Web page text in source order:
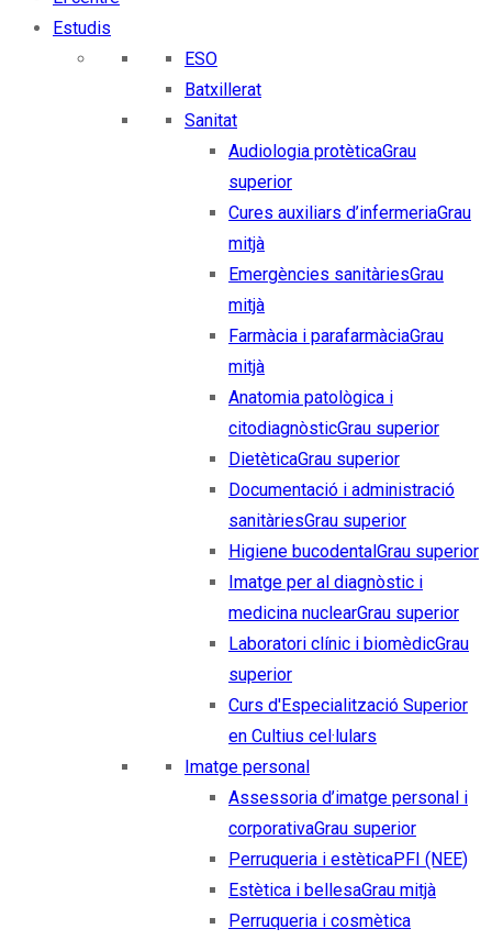
Estudis
ESO
Batxillerat
Sanitat
Audiologia protèticaGrau
superior
Cures auxiliars d’infermeriaGrau
mitjà
Emergències sanitàriesGrau
mitjà
Farmàcia i parafarmàciaGrau
mitjà
Anatomia patològica i
citodiagnòsticGrau superior
DietèticaGrau superior
Documentació i administració
sanitàriesGrau superior
Higiene bucodentalGrau superior
Imatge per al diagnòstic i
medicina nuclearGrau superior
Laboratori clínic i biomèdicGrau
superior
Curs d'Especialització Superior
en Cultius cel·lulars
Imatge personal
Assessoria d’imatge personal i
corporativaGrau superior
Perruqueria i estèticaPFI (NEE)
Estètica i bellesaGrau mitjà
Perruqueria i cosmètica